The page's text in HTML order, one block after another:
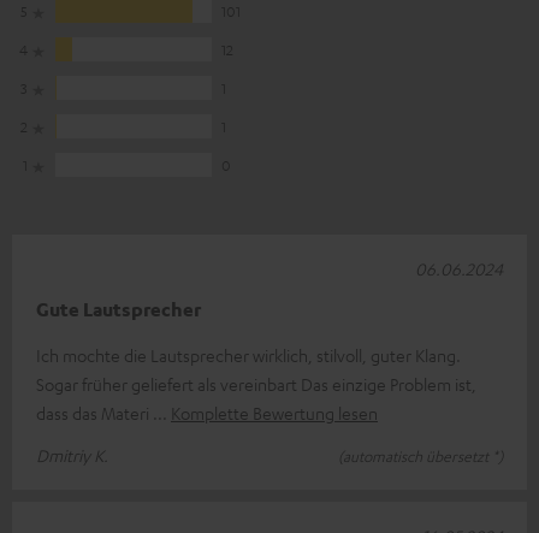
Gute Lautsprecher
Ich mochte die Lautsprecher wirklich, stilvoll, guter Klang.
Sogar früher geliefert als vereinbart Das einzige Problem ist,
dass das Materi
Komplette Bewertung lesen
Dmitriy K.
(automatisch übersetzt *)
06.06.2024